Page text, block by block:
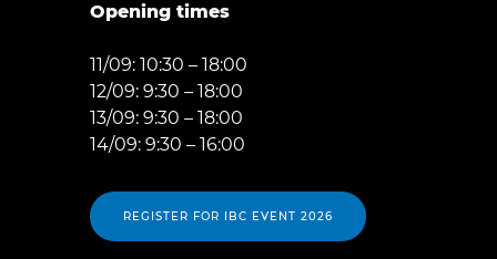
Opening times
11/09: 10:30 – 18:00
12/09: 9:30 – 18:00
13/09: 9:30 – 18:00
14/09: 9:30 – 16:00
REGISTER FOR IBC EVENT 2026